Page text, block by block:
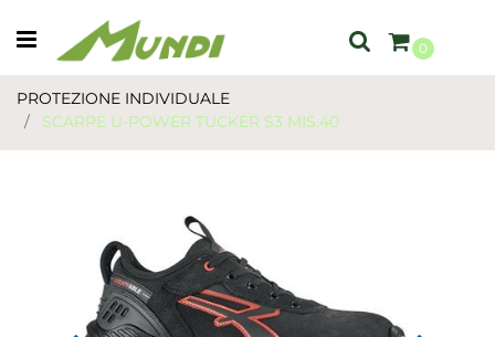
Open menu
0
PROTEZIONE INDIVIDUALE
SCARPE U-POWER TUCKER S3 MIS.40